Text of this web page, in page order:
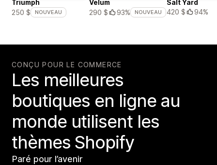
Triumph
250 $
NOUVEAU
Velum
290 $
93% NOUVEAU
Salt Yard
420 $
94%
CONÇU POUR LE COMMERCE
Les meilleures
boutiques en ligne au
monde utilisent les
thèmes Shopify
Paré pour l’avenir